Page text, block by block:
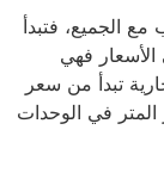
الجميع، فتبدأ
إلى الأسعار فهي
تبدأ من سعر
المتر في الوحدات